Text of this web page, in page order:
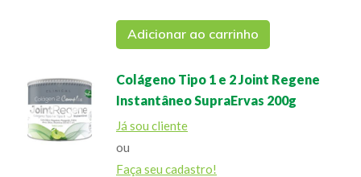
Adicionar ao carrinho
Colágeno Tipo 1 e 2 Joint Regene
Instantâneo SupraErvas 200g
Já sou cliente
ou
Faça seu cadastro!